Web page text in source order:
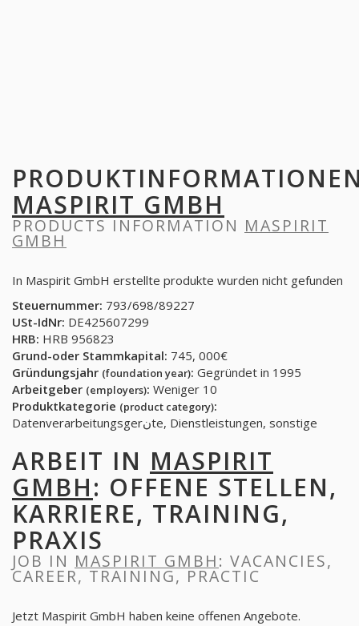
MASPIRIT GMBH
PRODUCTS INFORMATION MASPIRIT
GMBH
In Maspirit GmbH erstellte produkte wurden nicht gefunden
Steuernummer: 793/698/89227
USt-IdNr: DE425607299
HRB: HRB 956823
Grund-oder Stammkapital: 745, 000€
Gründungsjahr (foundation year): Gegründet in 1995
Arbeitgeber (employers): Weniger 10
Produktkategorie (product category):
Datenverarbeitungsgerنte, Dienstleistungen, sonstige
ARBEIT IN MASPIRIT
GMBH: OFFENE STELLEN,
KARRIERE, TRAINING,
PRAXIS
JOB IN MASPIRIT GMBH: VACANCIES,
CAREER, TRAINING, PRACTIC
Jetzt Maspirit GmbH haben keine offenen Angebote.